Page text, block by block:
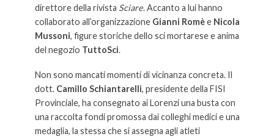
direttore della rivista Sciare. Accanto a lui hanno
collaborato all’organizzazione Gianni Romèe Nicola
Mussoni, figure storiche dello sci mortarese e anima
del negozio TuttoSci.
Non sono mancati momenti di vicinanza concreta. Il
dott. Camillo Schiantarelli, presidente della FISI
Provinciale, ha consegnato ai Lorenzi una busta con
una raccolta fondi promossa dai colleghi medici e una
medaglia, la stessa che si assegna agli atleti